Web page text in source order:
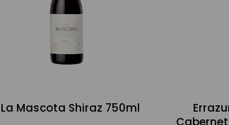
La Mascota Shiraz 750ml